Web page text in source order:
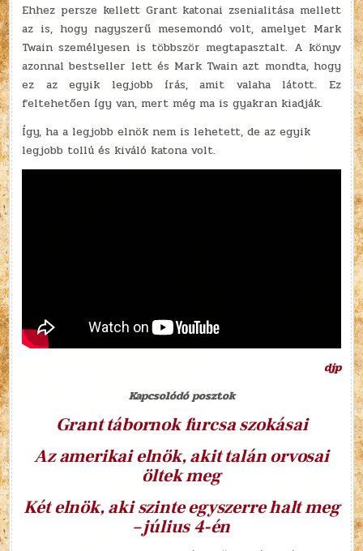
Ehhez persze kellett Grant katonai zsenialitása mellett
az is, hogy nagyszerű mesemondó volt, amelyet Mark
Twain személyesen is többször megtapasztalt. A könyv
azonnal bestseller lett és Mark Twain azt mondta, hogy
ez az egyik legjobb írás, amit valaha látott. Ez
feltehetően így van, mert még ma is gyakran kiadják.
Így, ha a legjobb elnök nem is lehetett, de az egyik
legjobb tollú és kiváló katona volt.
djp
Kapcsolódó posztok
Grant tábornok furcsa szokásai
Az amerikai elnök, akit talán orvosai
öltek meg
Két elnök, aki szinte egyszerre halt meg
– július 4-én